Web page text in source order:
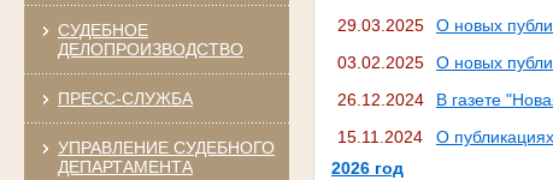
СУДЕБНОЕ
ДЕЛОПРОИЗВОДСТВО
ПРЕСС-СЛУЖБА
УПРАВЛЕНИЕ СУДЕБНОГО
ДЕПАРТАМЕНТА
29.03.2025
О новых
03.02.2025
О новых
26.12.2024
В газете
15.11.2024
О
2026 год